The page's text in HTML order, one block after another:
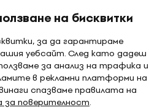
на бисквитки
за да гарантираме
уебсайт. След като дадеш
за анализ на трафика и
в рекламни платформи на
спазваме правилата на
поверителност.